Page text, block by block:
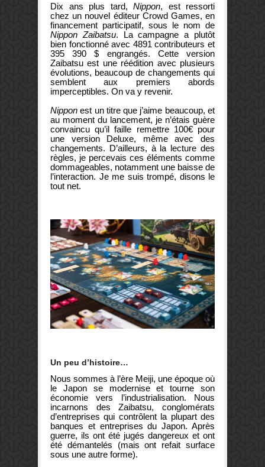
Dix ans plus tard, Nippon, est ressorti
chez un nouvel éditeur Crowd Games, en
financement participatif, sous le nom de
Nippon Zaibatsu. La campagne a plutôt
bien fonctionné avec 4891 contributeurs et
395 390 $ engrangés. Cette version
Zaibatsu est une réédition avec plusieurs
évolutions, beaucoup de changements qui
semblent aux premiers abords
imperceptibles. On va y revenir.
Nipponest un titre que j’aime beaucoup, et
au moment du lancement, je n’étais guère
convaincu qu’il faille remettre 100€ pour
une version Deluxe, même avec des
changements. D’ailleurs, à la lecture des
règles, je percevais ces éléments comme
dommageables, notamment une baisse de
l’interaction. Je me suis trompé, disons le
tout net.
Un peu d’histoire…
Nous sommes à l’ère Meiji, une époque où
le Japon se modernise et tourne son
économie vers l’industrialisation. Nous
incarnons des Zaibatsu, conglomérats
d’entreprises qui contrôlent la plupart des
banques et entreprises du Japon. Après
guerre, ils ont été jugés dangereux et ont
été démantelés (mais ont refait surface
sous une autre forme).